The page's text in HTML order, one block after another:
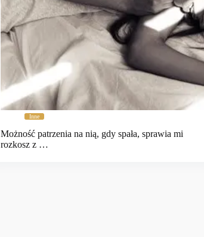
Inne
Możność patrzenia na nią, gdy spała, sprawia mi
rozkosz z …